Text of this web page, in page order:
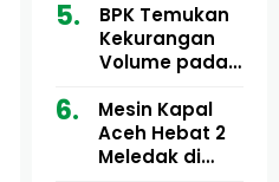
Miliar Tuai
Sorotan, Publik
Pertanyakan
Anggaran
BPK Temukan
Kekurangan
Volume pada
Aceh Utara
Tahun 2024,
Pengembalian
Mesin Kapal
Aceh Hebat 2
Meledak di